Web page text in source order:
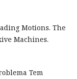
Motions. The
Machines.
Tem